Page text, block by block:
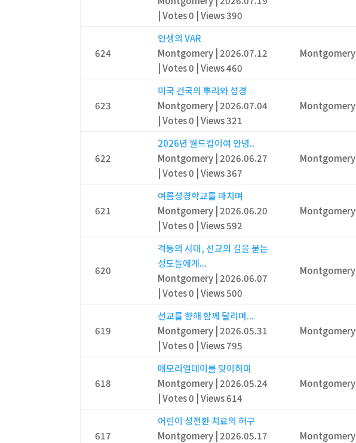
Votes 0 Views 390
624
인생의 VAR
Montgomery 2026.07.12
Votes 0 Views 460
Montgomery
623
미국 건국의 뿌리와 성경
Montgomery 2026.07.04
Votes 0 Views 321
Montgomery
622
2026년 월드컵이여 안녕..
Montgomery 2026.06.27
Votes 0 Views 367
Montgomery
621
여름성경학교를 마치며
Montgomery 2026.06.20
Votes 0 Views 592
Montgomery
620
격동의 시대, 선교의 길을 묻는
성도들에게...
Montgomery 2026.06.07
Votes 0 Views 500
Montgomery
619
선교를 향해 함께 달리며...
Montgomery 2026.05.31
Votes 0 Views 795
Montgomery
618
메모리얼데이를 맞이하며
Montgomery 2026.05.24
Votes 0 Views 614
Montgomery
617
어린이 성전환 치료의 허구
Montgomery 2026.05.17
Montgomery